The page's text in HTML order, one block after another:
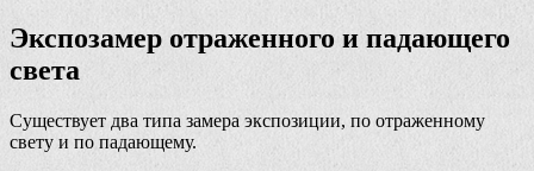
Экспозамер отраженного и падающего
света
Существует два типа замера экспозиции, по отраженному
свету и по падающему.